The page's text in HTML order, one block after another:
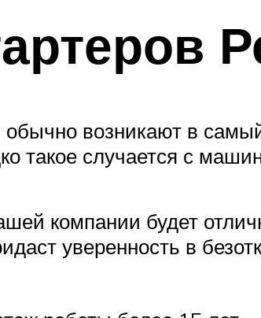
возникают в
такое случается с
компании будет
уверенность в